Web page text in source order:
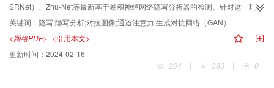
设计了一个针对感知哈希的图像数据集，大量的对比实验表明了该数据集的有
效性，该工作可对感知图像哈希领域的发展起到促进作用。下载链接：
SRNet）、Zhu-Net等最新基于卷积神经网络隐写分析器的检测。针对这一现
状，提出了一种联合多重对抗与通道注意力的高安全性图像隐写方法。方法采
用基于U-Net结构的生成对抗网络生成对抗样本图像，利用对抗网络的自学习特
性实现多重对抗隐写网络参数迭代优化，并通过针对多种隐写分析算法的对抗
训练，生成更适合内容隐写的载体图像。同时，通过在生成器中添加多个轻量
级通道注意力模块，自适应调整对抗噪声在原始图像中的分布，提高生成对抗
关键词： 隐写;隐写分析;对抗图像;通道注意力;生成对抗网络（GAN）
<网络PDF> <引用本文>
更新时间： 2024-02-16
204
| 383 | 0